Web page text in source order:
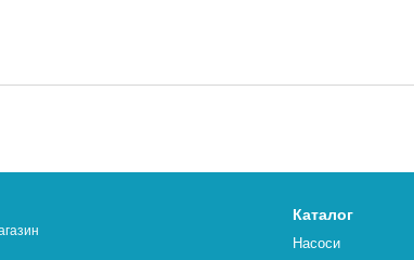
Каталог
Насоси